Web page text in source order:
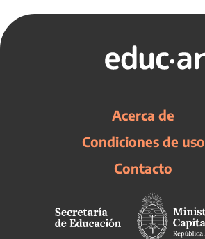
Acerca de
Condiciones de uso
Contacto